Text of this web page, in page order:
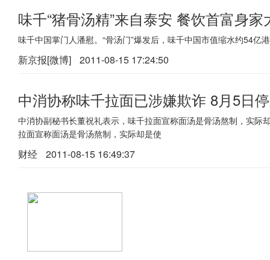
味千“猪骨汤精”来自泰安 餐饮首富身家
味千中国掌门人潘慰。“骨汤门”爆发后，味千中国市值缩水约54
新京报[微博] 2011-08-15 17:24:50
中消协称味千拉面已涉嫌欺诈 8月5日
中消协副秘书长董祝礼表示，味千拉面宣称面汤是骨汤熬制，实际
拉面宣称面汤是骨汤熬制，实际却是使
财经 2011-08-15 16:49:37